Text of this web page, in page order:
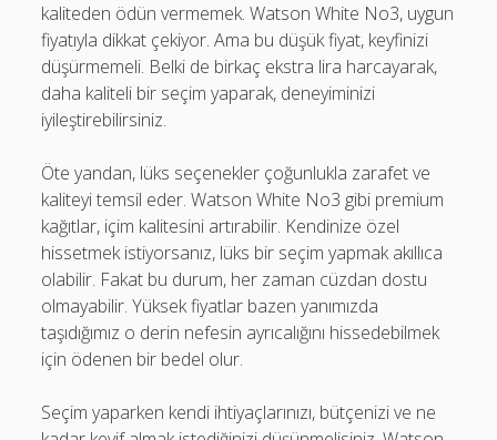
kaliteden ödün vermemek. Watson White No3, uygun
fiyatıyla dikkat çekiyor. Ama bu düşük fiyat, keyfinizi
düşürmemeli. Belki de birkaç ekstra lira harcayarak,
daha kaliteli bir seçim yaparak, deneyiminizi
iyileştirebilirsiniz.
Öte yandan, lüks seçenekler çoğunlukla zarafet ve
kaliteyi temsil eder. Watson White No3 gibi premium
kağıtlar, içim kalitesini artırabilir. Kendinize özel
hissetmek istiyorsanız, lüks bir seçim yapmak akıllıca
olabilir. Fakat bu durum, her zaman cüzdan dostu
olmayabilir. Yüksek fiyatlar bazen yanımızda
taşıdığımız o derin nefesin ayrıcalığını hissedebilmek
için ödenen bir bedel olur.
Seçim yaparken kendi ihtiyaçlarınızı, bütçenizi ve ne